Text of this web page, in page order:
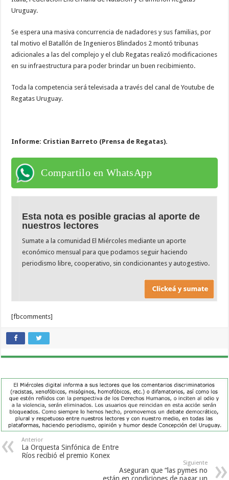
Uruguay.
Se espera una masiva concurrencia de nadadores y sus familias, por
tal motivo el Batallón de Ingenieros Blindados 2 montó tribunas
adicionales a las del complejo y el club Regatas realizó modificaciones
en su infraestructura para poder brindar un buen recibimiento.
Toda la competencia será televisada a través del canal de Youtube de
Regatas Uruguay.
Informe: Cristian Barreto (Prensa de Regatas).
Compartilo en WhatsApp
Esta nota es posible gracias al aporte de
nuestros lectores
Sumate a la comunidad El Miércoles mediante un aporte
económico mensual para que podamos seguir haciendo
periodismo libre, cooperativo, sin condicionantes y autogestivo.
[fbcomments]
Anterior
La Orquesta Sinfónica de Entre
Ríos recibió el premio Konex
Siguiente
Aseguran que “las pymes no